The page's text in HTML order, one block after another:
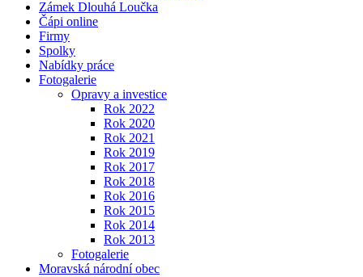
Zámek Dlouhá Loučka
Čápi online
Firmy
Spolky
Nabídky práce
Fotogalerie
Opravy a investice
Rok 2022
Rok 2020
Rok 2021
Rok 2019
Rok 2017
Rok 2018
Rok 2016
Rok 2015
Rok 2014
Rok 2013
Fotogalerie
Moravská národní obec